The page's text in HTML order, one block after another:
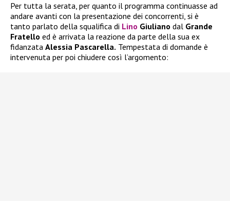
Per tutta la serata, per quanto il programma continuasse ad
andare avanti con la presentazione dei concorrenti, si è
tanto parlato della squalifica di Lino Giuliano dal Grande
Fratello ed è arrivata la reazione da parte della sua ex
fidanzata Alessia Pascarella. Tempestata di domande è
intervenuta per poi chiudere così l’argomento: